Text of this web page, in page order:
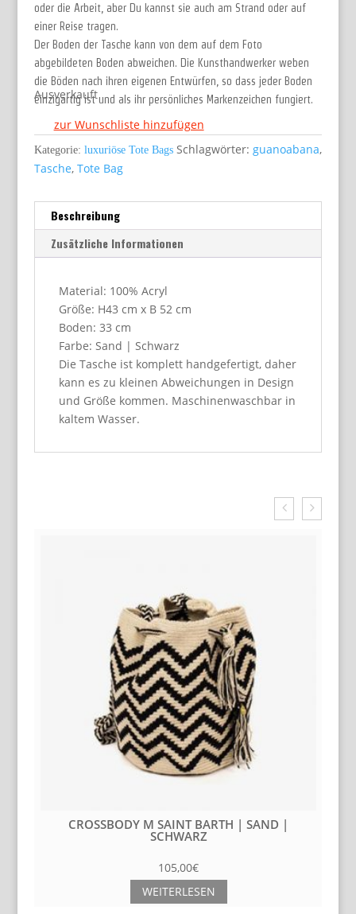
oder die Arbeit, aber Du kannst sie auch am Strand oder auf
einer Reise tragen.
Der Boden der Tasche kann von dem auf dem Foto
abgebildeten Boden abweichen. Die Kunsthandwerker weben
die Böden nach ihren eigenen Entwürfen, so dass jeder Boden
einzigartig ist und als ihr persönliches Markenzeichen fungiert.
Ausverkauft
zur Wunschliste hinzufügen
Kategorie: luxuriöse Tote Bags Schlagwörter: guanoabana,
Tasche, Tote Bag
Beschreibung
Zusätzliche Informationen
Material: 100% Acryl
Größe: H43 cm x B 52 cm
Boden: 33 cm
Farbe: Sand | Schwarz
Die Tasche ist komplett handgefertigt, daher
kann es zu kleinen Abweichungen in Design
und Größe kommen. Maschinenwaschbar in
kaltem Wasser.
CROSSBODY M SAINT BARTH | SAND |
SCHWARZ
105,00€
WEITERLESEN